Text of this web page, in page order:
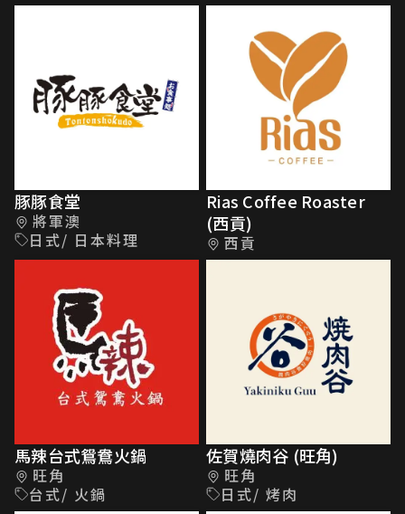
豚豚食堂
將軍澳
日式/ 日本料理
Rias Coffee Roaster
(西貢)
西貢
馬辣台式鴛鴦火鍋
旺角
台式/ 火鍋
佐賀燒肉谷 (旺角)
旺角
日式/ 烤肉